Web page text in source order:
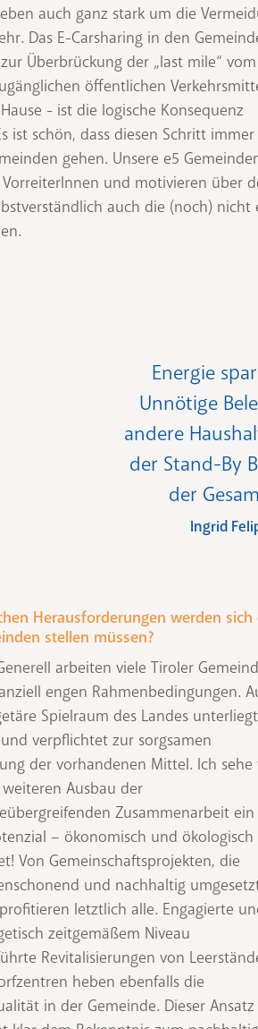
auch ganz stark um die
Das E-Carsharing in den
Überbrückung der „last mile“ vom
öffentlichen
- ist die logische Konsequenz
ist schön, dass diesen Schritt immer
gehen. Unsere e5
und motivieren über
auch die (noch) nicht
Energie
Unnötige
andere
der Stand-By
der
Ingrid
Herausforderungen werden sich
stellen müssen?
arbeiten viele Tiroler
engen Rahmenbedingungen.
Spielraum des Landes unterliegt
verpflichtet zur sorgsamen
der vorhandenen Mittel. Ich sehe
Ausbau der
Zusammenarbeit ein
– ökonomisch und ökologisch
Von Gemeinschaftsprojekten, die
und nachhaltig
letztlich alle. Engagierte
zeitgemäßem Niveau
Revitalisierungen von
heben ebenfalls die
in der Gemeinde. Dieser Ansatz